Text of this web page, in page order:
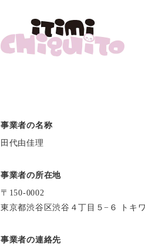
事業者の名称
田代由佳理
事業者の所在地
〒150-0002
東京都渋谷区渋谷４丁目５−６ トキ
事業者の連絡先